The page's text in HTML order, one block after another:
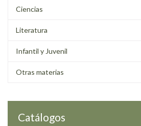
Ciencias
Literatura
Infantil y Juvenil
Otras materias
Catálogos